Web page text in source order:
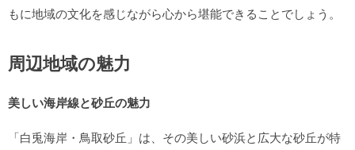
もに地域の文化を感じながら心から堪能できることでしょう。
周辺地域の魅力
美しい海岸線と砂丘の魅力
「白兎海岸・鳥取砂丘」は、その美しい砂浜と広大な砂丘が特